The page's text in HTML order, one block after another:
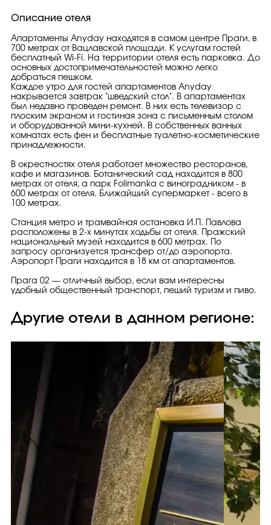
Описание отеля
Апартаменты Anyday находятся в самом центре Праги, в
700 метрах от Вацлавской площади. К услугам гостей
бесплатный Wi-Fi. На территории отеля есть парковка. До
основных достопримечательностей можно легко
добраться пешком.
Каждое утро для гостей апартаментов Anyday
накрывается завтрак "шведский стол". В апартаментах
был недавно проведен ремонт. В них есть телевизор с
плоским экраном и гостиная зона с письменным столом
и оборудованной мини-кухней. В собственных ванных
комнатах есть фен и бесплатные туалетно-косметические
принадлежности.
В окрестностях отеля работает множество ресторанов,
кафе и магазинов. Ботанический сад находится в 800
метрах от отеля, а парк Folimanka с виноградником - в
600 метрах от отеля. Ближайший супермаркет - всего в
100 метрах.
Станция метро и трамвайная остановка И.П. Павлова
расположены в 2-х минутах ходьбы от отеля. Пражский
национальный музей находится в 600 метрах. По
запросу организуется трансфер от/до аэропорта.
Аэропорт Праги находится в 18 км от апартаментов.
Прага 02 — отличный выбор, если вам интересны
удобный общественный транспорт, пеший туризм и пиво.
Другие отели в данном регионе: